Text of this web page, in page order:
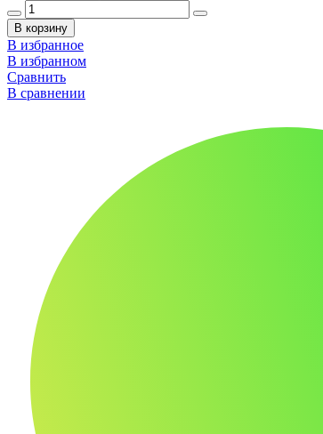
В корзину
В избранное
В избранном
Сравнить
В сравнении